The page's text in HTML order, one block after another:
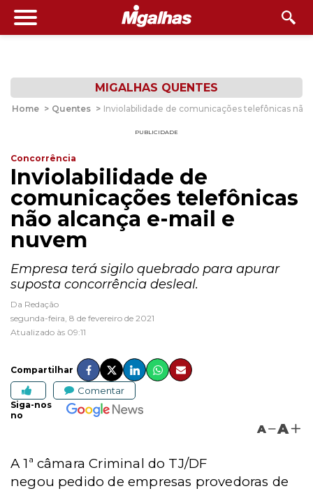
MIGALHAS QUENTES
Home > Quentes > Inviolabilidade de comunicações telefônicas
PUBLICIDADE
Concorrência
Inviolabilidade de
comunicações telefônicas
não alcança e-mail e
nuvem
Empresa terá sigilo quebrado para apurar
suposta concorrência desleal.
Da Redação
segunda-feira, 8 de fevereiro de 2021
Atualizado às 09:11
Compartilhar
Comentar
Siga-nos
no
A A
A 1ª câmara Criminal do TJ/DF
negou pedido de empresas provedoras de